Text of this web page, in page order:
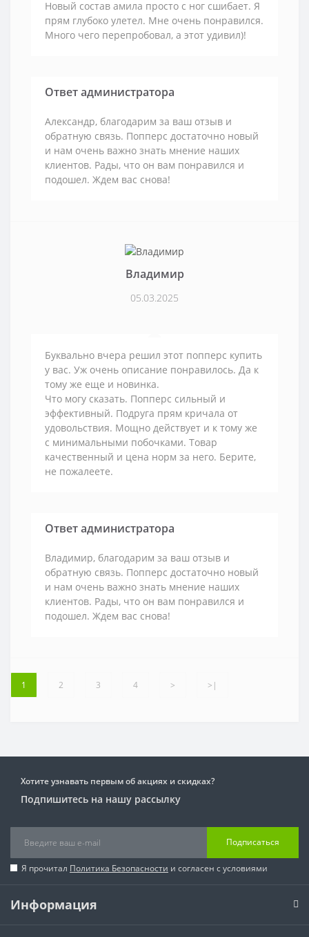
Новый состав амила просто с ног сшибает. Я
прям глубоко улетел. Мне очень понравился.
Много чего перепробовал, а этот удивил)!
Ответ администратора
Александр, благодарим за ваш отзыв и
обратную связь. Попперс достаточно новый
и нам очень важно знать мнение наших
клиентов. Рады, что он вам понравился и
подошел. Ждем вас снова!
Владимир
05.03.2025
Буквально вчера решил этот попперс купить
у вас. Уж очень описание понравилось. Да к
тому же еще и новинка.
Что могу сказать. Попперс сильный и
эффективный. Подруга прям кричала от
удовольствия. Мощно действует и к тому же
с минимальными побочками. Товар
качественный и цена норм за него. Берите,
не пожалеете.
Ответ администратора
Владимир, благодарим за ваш отзыв и
обратную связь. Попперс достаточно новый
и нам очень важно знать мнение наших
клиентов. Рады, что он вам понравился и
подошел. Ждем вас снова!
1 2 3 4 > >|
Хотите узнавать первым об акциях и скидках?
Подпишитесь на нашу рассылку
Подписаться
Я прочитал Политика Безопасности и согласен с условиями
Информация